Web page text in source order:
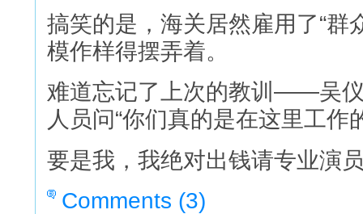
搞笑的是，海关居然雇用了“群
模作样得摆弄着。
难道忘记了上次的教训——吴
人员问“你们真的是在这里工作
要是我，我绝对出钱请专业演
Comments (3)